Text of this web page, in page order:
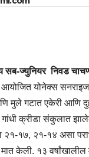
सब-ज्युनियर निवड
योनेक्स सनराइज
मुले गटात एकेरी आणि
क्रीडा संकुलात
२१-१७, २१-१४ असा
केली. १३